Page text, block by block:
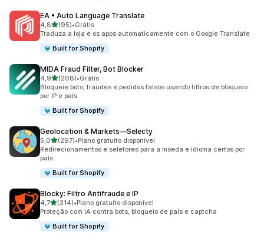
EA • Auto Language Translate
4,8de 5 estrelas
(95)
95 avaliações ao todo
•Grátis
Traduza a loja e os apps automaticamente com o Google Translate
Built for Shopify
MIDA Fraud Filter, Bot Blocker
4,9de 5 estrelas
(208)
208 avaliações ao todo
•Grátis
Bloqueie bots, fraudes e pedidos falsos usando filtros de bloqueio
por IP e país
Built for Shopify
Geolocation & Markets—Selecty
5,0de 5 estrelas
(297)
297 avaliações ao todo
•Plano gratuito disponível
Redirecionamentos e seletores para a moeda e idioma certos por
país
Built for Shopify
Blocky: Filtro Antifraude e IP
4,7de 5 estrelas
(314)
314 avaliações ao todo
•Plano gratuito disponível
Proteção com IA contra bots, bloqueio de país e captcha
Built for Shopify